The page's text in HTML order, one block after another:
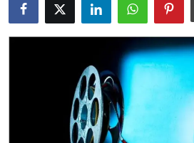
TEKNOLOJİ
RÜYA TABİRİ